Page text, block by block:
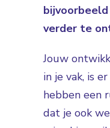
verder te
Jouw
in je vak, is
hebben een
dat je ook